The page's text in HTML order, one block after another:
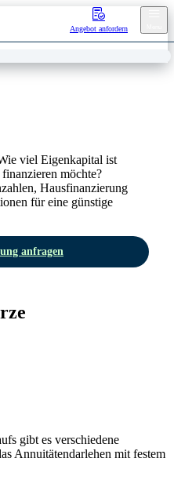
Angebot anfordern
viel Eigenkapital ist
möchte?
Hausfinanzierung
für eine günstige
anfragen
gibt es verschiedene
Annuitätendarlehen mit festem